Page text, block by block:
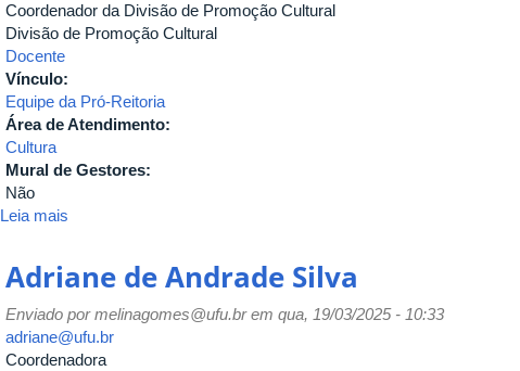
Coordenador da Divisão de Promoção Cultural
Divisão de Promoção Cultural
Docente
Vínculo:
Equipe da Pró-Reitoria
Área de Atendimento:
Cultura
Mural de Gestores:
Não
Leia mais
Machado
Adriane de Andrade Silva
Enviado pormelinagomes@ufu.brem qua, 19/03/2025 - 10:33
adriane@ufu.br
Coordenadora